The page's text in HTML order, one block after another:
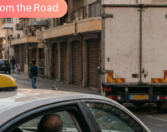
the Road